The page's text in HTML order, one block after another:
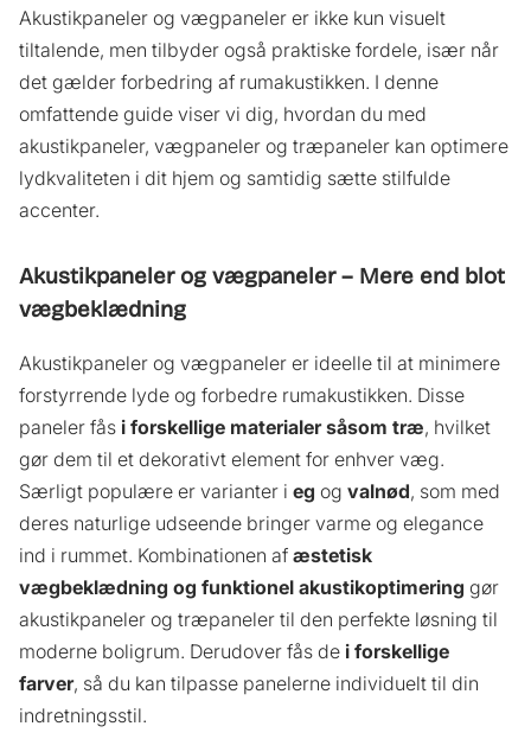
Akustikpaneler og vægpaneler er ikke kun visuelt
tiltalende, men tilbyder også praktiske fordele, især når
det gælder forbedring af rumakustikken. I denne
omfattende guide viser vi dig, hvordan du med
akustikpaneler, vægpaneler og træpaneler kan optimere
lydkvaliteten i dit hjem og samtidig sætte stilfulde
accenter.
Akustikpaneler og vægpaneler – Mere end blot
vægbeklædning
Akustikpaneler og vægpaneler er ideelle til at minimere
forstyrrende lyde og forbedre rumakustikken. Disse
paneler fås i forskellige materialer såsom træ, hvilket
gør dem til et dekorativt element for enhver væg.
Særligt populære er varianter i eg og valnød, som med
deres naturlige udseende bringer varme og elegance
ind i rummet. Kombinationen af æstetisk
vægbeklædning og funktionel akustikoptimering gør
akustikpaneler og træpaneler til den perfekte løsning til
moderne boligrum. Derudover fås de i forskellige
farver, så du kan tilpasse panelerne individuelt til din
indretningsstil.